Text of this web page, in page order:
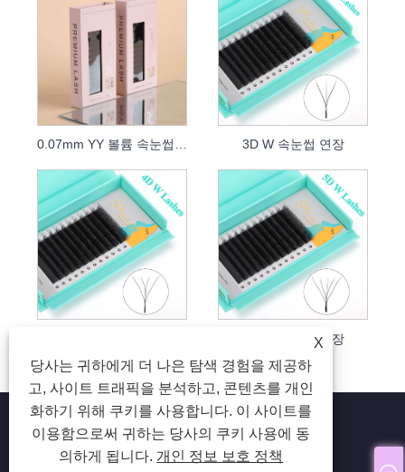
3D W 속눈썹 연장
5D W 속눈썹 연장
X
당사는 귀하에게 더 나은 탐색 경험을 제공하
고, 사이트 트래픽을 분석하고, 콘텐츠를 개인
화하기 위해 쿠키를 사용합니다. 이 사이트를
이용함으로써 귀하는 당사의 쿠키 사용에 동
의하게 됩니다. 개인 정보 보호 정책